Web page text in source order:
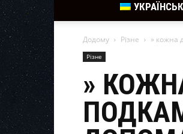
Додому Різне » кожна
Різне
»